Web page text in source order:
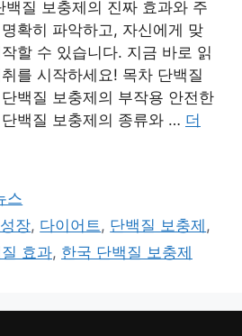
백질 보충제의 진짜 효과와 주
확히 파악하고, 자신에게 맞
할 수 있습니다. 지금 바로 읽
를 시작하세요! 목차 단백질
백질 보충제의 부작용 안전한
백질 보충제의 종류와 … 더
스
장, 다이어트 , 단백질 보충제 ,
효과, 한국 단백질 보충제